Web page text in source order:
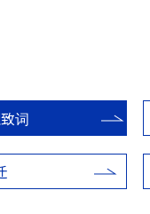
词